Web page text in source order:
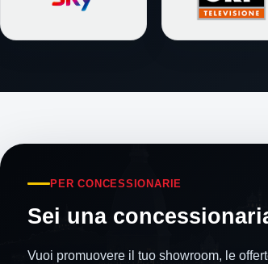
PER CONCESSIONARIE
Sei una
Vuoi promuovere il tuo showroom, le